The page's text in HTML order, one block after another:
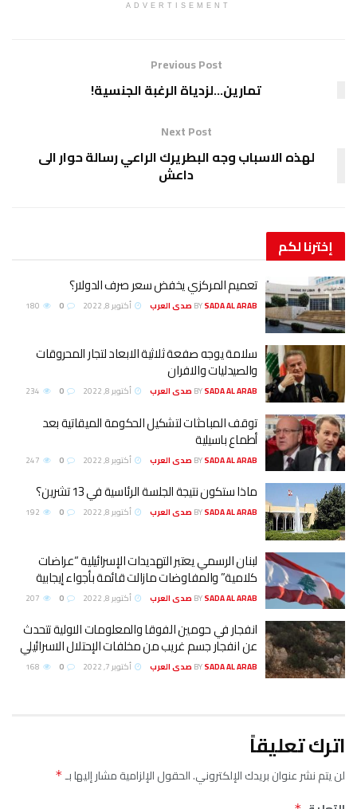
ADVERTISEMENT
Previous Post
تمارين…لزدياة الرغبة الجنسية!
Next Post
لهذه الاسباب وجه البطريرك الراعي رسالة حوار الى
داعش
إخترنالكم
تعميم المركزي يخفض سعر صرف الدولار؟
BYSADA AL ARAB صدى العرب أكتوبر 8, 2022
سلامة يوجه صفعة ثلاثية الابعاد لتجار المحروقات
والصيدليات والافران
BYSADA AL ARAB صدى العرب أكتوبر 8, 2022
توقف المباحثات لتشكيل الحكومة الميقاتية بعد
أطماع باسيلية
BYSADA AL ARAB صدى العرب أكتوبر 8, 2022
ماذا ستكون نتيجة الجلسة الرئاسية في 13 تشرين؟
BYSADA AL ARAB صدى العرب أكتوبر 8, 2022
لبنان الرسمي يعتبر التهديدات الإسرائيلية “عراضات
كلامية” والمفاوضات مازالت قائمة بأجواء إيجابية
BYSADA AL ARAB صدى العرب أكتوبر 8, 2022
انفجار في حومين الفوقا والمعلومات الاولية تتحدث
عن انفجار جسم غريب من مخلفات الإحتلال الاسرائيلي
BYSADA AL ARAB صدى العرب أكتوبر 7, 2022
اترك تعليقاً
لن يتم نشر عنوان بريدك الإلكتروني.الحقول الإلزامية مشار إليها بـ*